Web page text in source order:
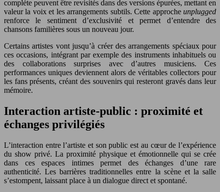
complète peuvent être revisités dans des versions épurées, mettant en
valeur la voix et les arrangements subtils. Cette approche unplugged
renforce le sentiment d’exclusivité et permet d’entendre des
chansons familières sous un nouveau jour.
Certains artistes vont jusqu’à créer des arrangements spéciaux pour
ces occasions, intégrant par exemple des instruments inhabituels ou
des collaborations surprises avec d’autres musiciens. Ces
performances uniques deviennent alors de véritables collectors pour
les fans présents, créant des souvenirs qui resteront gravés dans leur
mémoire.
Interaction artiste-public : proximité et
échanges privilégiés
L’interaction entre l’artiste et son public est au cœur de l’expérience
du show privé. La proximité physique et émotionnelle qui se crée
dans ces espaces intimes permet des échanges d’une rare
authenticité. Les barrières traditionnelles entre la scène et la salle
s’estompent, laissant place à un dialogue direct et spontané.